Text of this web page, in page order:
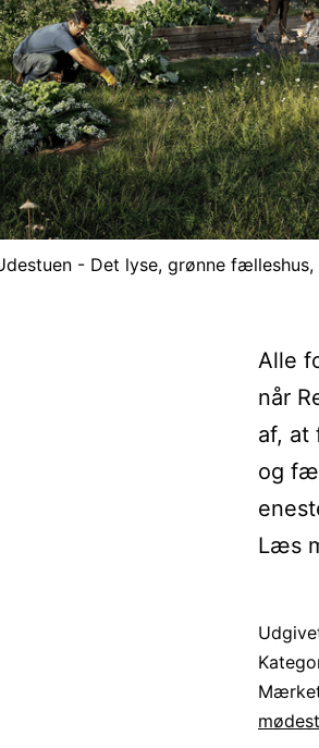
- Det lyse, grønne
Alle
når
af, at
og
Læs